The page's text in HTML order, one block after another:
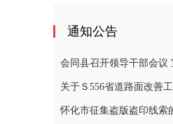
通知公告
怀化市征集盗版盗印线索